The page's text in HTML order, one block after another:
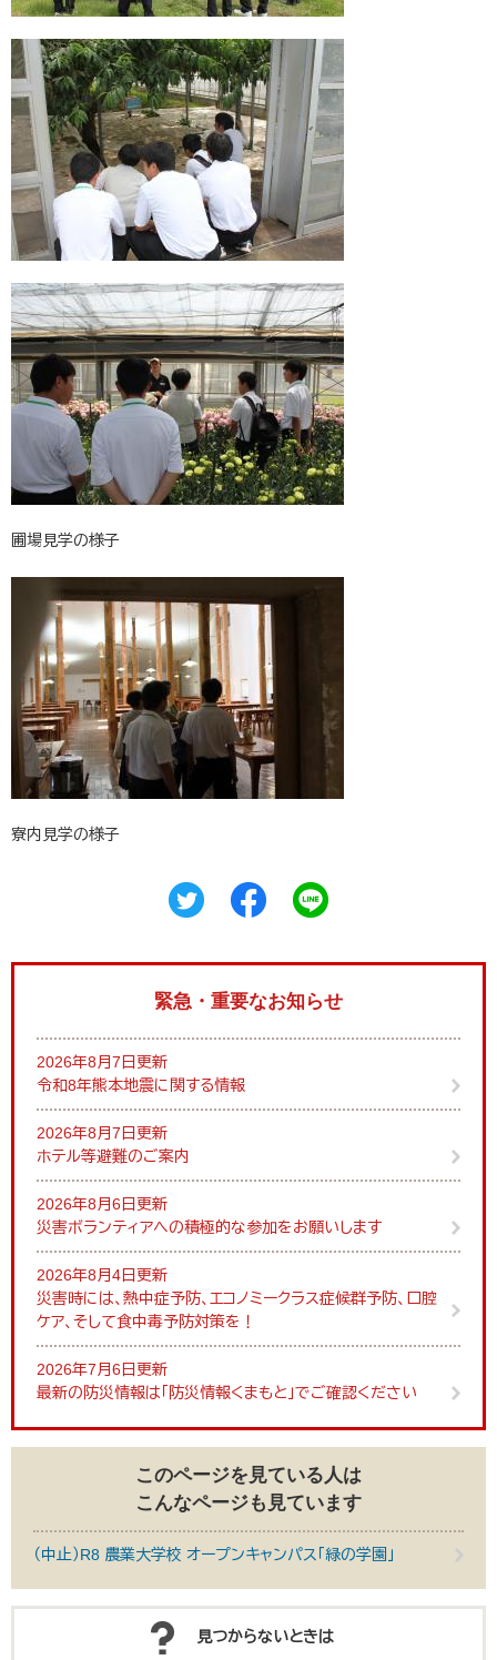
圃場見学の様子
寮内見学の様子
緊急・重要なお知らせ
2026年8月7日更新
令和8年熊本地震に関する情報
2026年8月7日更新
ホテル等避難のご案内
2026年8月6日更新
災害ボランティアへの積極的な参加をお願いします
2026年8月4日更新
災害時には、熱中症予防、エコノミークラス症候群予防、口腔
ケア、そして食中毒予防対策を！
2026年7月6日更新
最新の防災情報は「防災情報くまもと」でご確認ください
このページを見ている人は
こんなページも見ています
（中止）R8 農業大学校 オープンキャンパス「緑の学園」
見つからないときは